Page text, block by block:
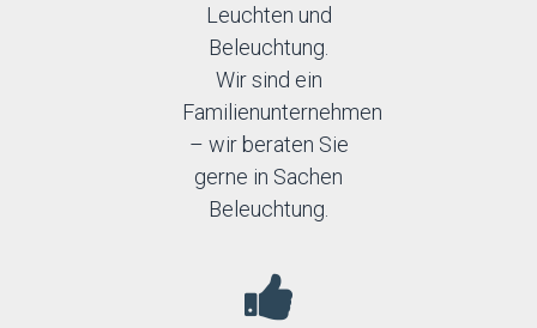
Leuchten und
Beleuchtung.
Wir sind ein
Familienunternehmen
– wir beraten Sie
gerne in Sachen
Beleuchtung.